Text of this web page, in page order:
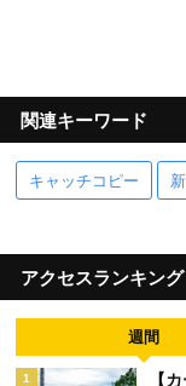
関連キーワード
キャッチコピー
アクセスランキング
週間
1 【